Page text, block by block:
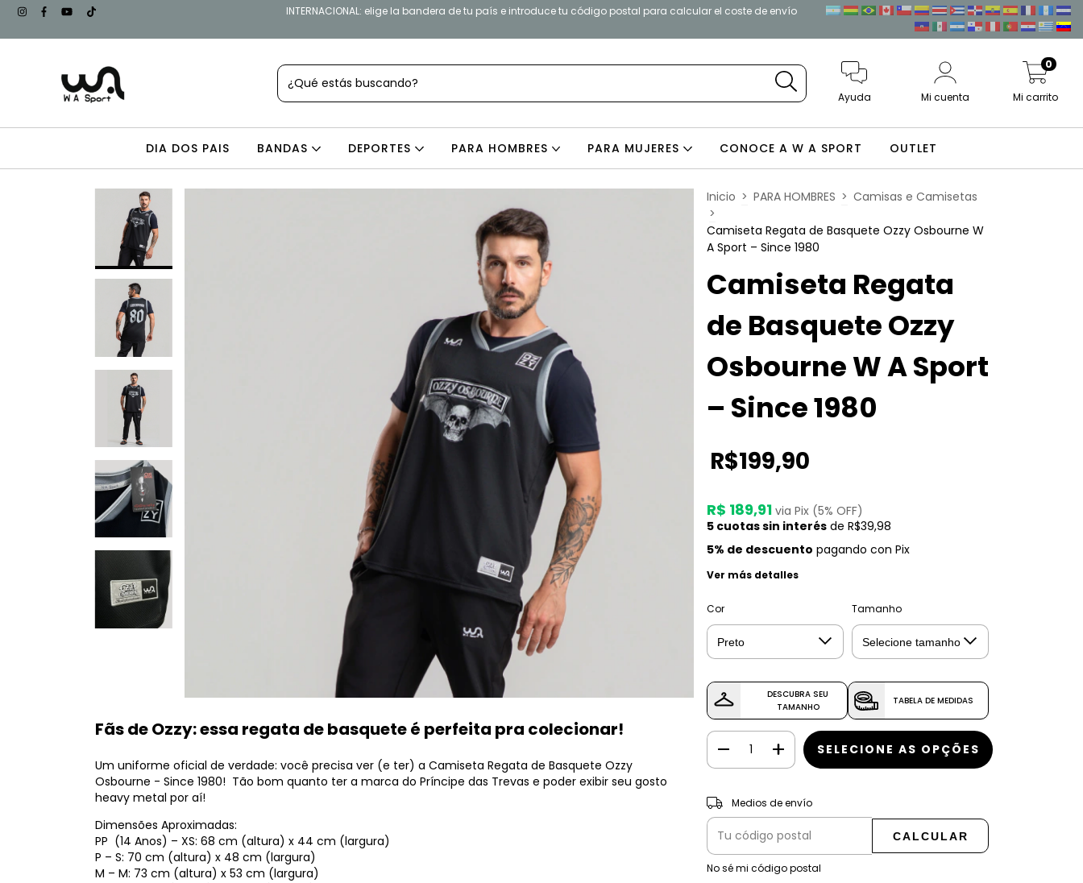
INTERNACIONAL: elige la bandera de tu país e introduce tu código postal para calcular el coste de envío
Ayuda Mi cuenta Mi carrito
0
DIA DOS PAIS BANDAS DEPORTES PARA HOMBRES PARA MUJERES CONOCE A W A SPORT OUTLET
Fãs de Ozzy: essa regata de basquete é perfeita pra colecionar!
Um uniforme oficial de verdade: você precisa ver (e ter) a Camiseta Regata de Basquete Ozzy
Osbourne - Since 1980! Tão bom quanto ter a marca do Príncipe das Trevas e poder exibir seu gosto
heavy metal por aí!
Dimensões Aproximadas:
PP (14 Anos) – XS: 68 cm (altura) x 44 cm (largura)
P – S: 70 cm (altura) x 48 cm (largura)
M – M: 73 cm (altura) x 53 cm (largura)
Inicio > PARA HOMBRES > Camisas e Camisetas
>
Camiseta Regata de Basquete Ozzy Osbourne W
A Sport – Since 1980
Camiseta Regata
de Basquete Ozzy
Osbourne W A Sport
– Since 1980
R$199,90
R$ 189,91 via Pix (5% OFF)
5 cuotas sin interés de R$39,98
5% de descuento pagando con Pix
Ver más detalles
Cor Tamanho
DESCUBRA SEU
TAMANHO
TABELA DE MEDIDAS
Entregas para el CP:
Medios de envío
CALCULAR
No sé mi código postal